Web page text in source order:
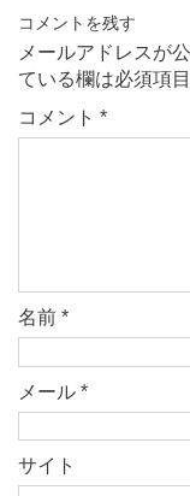
コメントを残す
メールアドレスが
ている欄は必須項
コメント *
名前 *
メール *
サイト